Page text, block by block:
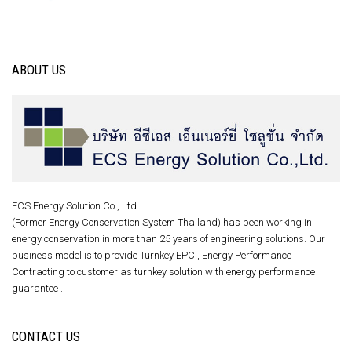
ABOUT US
ECS Energy Solution Co., Ltd.
(Former Energy Conservation System Thailand) has been working in
energy conservation in more than 25 years of engineering solutions. Our
business model is to provide Turnkey EPC , Energy Performance
Contracting to customer as turnkey solution with energy performance
guarantee .
CONTACT US